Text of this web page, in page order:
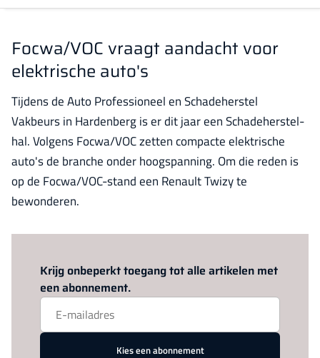
Focwa/VOC vraagt aandacht voor
elektrische auto's
Tijdens de Auto Professioneel en Schadeherstel
Vakbeurs in Hardenberg is er dit jaar een Schadeherstel-
hal. Volgens Focwa/VOC zetten compacte elektrische
auto's de branche onder hoogspanning. Om die reden is
op de Focwa/VOC-stand een Renault Twizy te
bewonderen.
Krijg onbeperkt toegang tot alle artikelen met
een abonnement.
Kies een abonnement